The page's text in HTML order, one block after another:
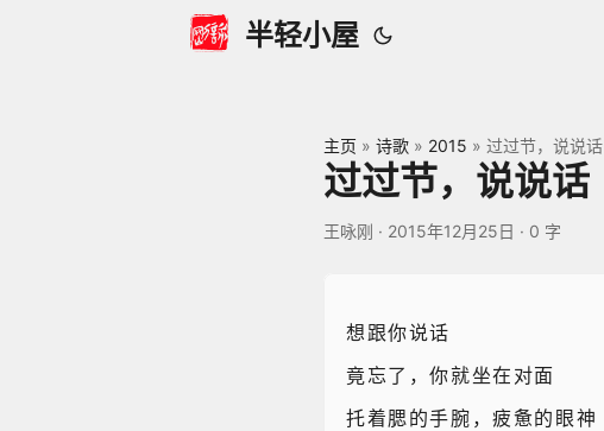
半轻小屋
主页 » 诗歌 » 2015 » 过过节，说说话
过过节，说说话
王咏刚 · 2015年12月25日 · 0 字
想跟你说话
竟忘了，你就坐在对面
托着腮的手腕，疲惫的眼神